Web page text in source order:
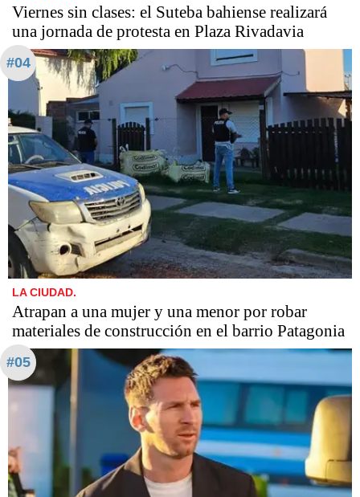
Viernes sin clases: el Suteba bahiense realizará
una jornada de protesta en Plaza Rivadavia
#04
LA CIUDAD.
Atrapan a una mujer y una menor por robar
materiales de construcción en el barrio Patagonia
#05